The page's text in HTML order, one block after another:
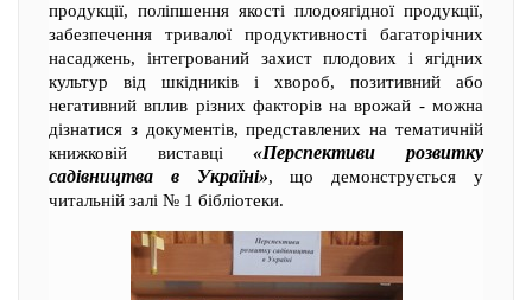
продукції, поліпшення якості плодоягідної продукції,
забезпечення тривалої продуктивності багаторічних
насаджень, інтегрований захист плодових і ягідних
культур від шкідників і хвороб, позитивний або
негативний вплив різних факторів на врожай - можна
дізнатися з документів, представлених на тематичній
книжковій виставці«Перспективи розвитку
садівництва в Україні», що демонструється у
читальній залі № 1 бібліотеки.